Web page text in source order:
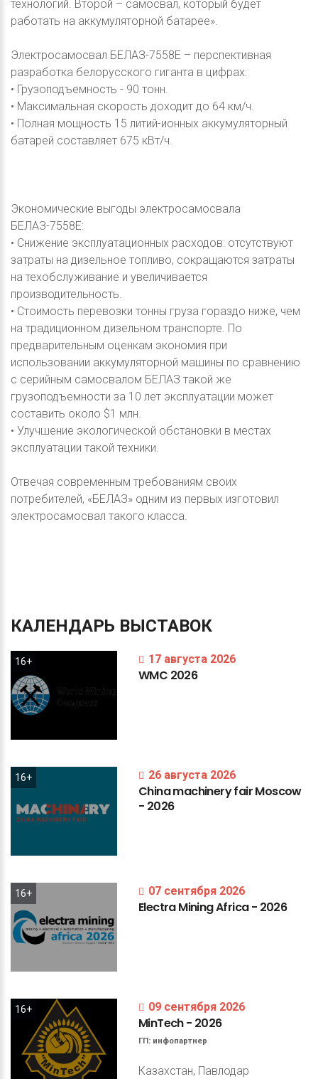
технологий. Второй – самосвал, который будет
работать на аккумуляторной батарее».
Электросамосвал БЕЛАЗ-7558Е – перспективная
разработка белорусского гиганта в цифрах:
• Грузоподъемность - 90 тонн.
• Максимальная скорость доходит до 64 км/ч.
• Полная мощность 15 литий-ионных аккумуляторный
батарей составляет 675 кВт/ч.
Экономические выгоды электросамосвала
БЕЛАЗ-7558Е:
• Снижение эксплуатационных расходов: отсутствуют
затраты на дизельное топливо, сокращаются затраты
на техобслуживание и увеличивается
производительность.
• Стоимость перевозки тонны груза гораздо ниже, чем
на традиционном дизельном транспорте. По
предварительным оценкам экономия при
использовании аккумуляторной машины по сравнению
с серийным самосвалом БЕЛАЗ такой же
грузоподъемности за 10 лет эксплуатации может
составить около $1 млн.
• Улучшение экологической обстановки в местах
эксплуатации такой техники.
Отвечая современным требованиям своих
потребителей, «БЕЛАЗ» одним из первых изготовил
электросамосвал такого класса.
КАЛЕНДАРЬ ВЫСТАВОК
16+ 17 августа 2026
WMC 2026
16+ 26 августа 2026
ChinamachineryfairMoscow
- 2026
16+ 07 сентября 2026
ElectraMiningAfrica- 2026
16+ 09 сентября 2026
MinTech- 2026
ГП: инфопартнер
Казахстан, Павлодар